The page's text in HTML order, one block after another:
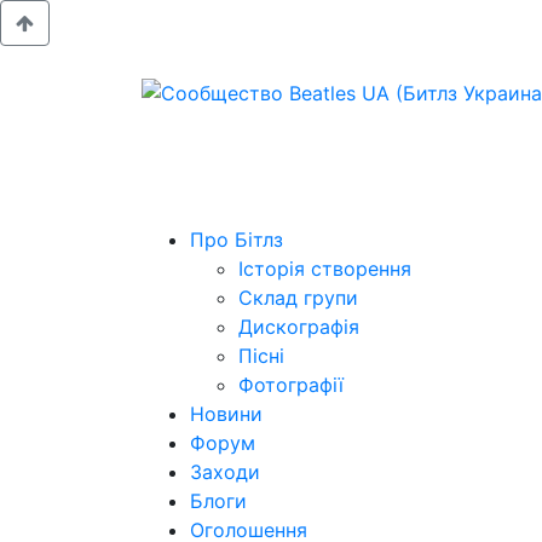
Про Бітлз
Історія створення
Склад групи
Дискографія
Пісні
Фотографії
Новини
Форум
Заходи
Блоги
Оголошення